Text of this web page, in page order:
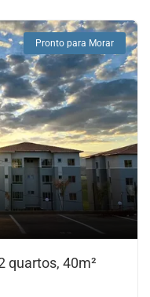
Pronto para Morar
quartos, 40m²